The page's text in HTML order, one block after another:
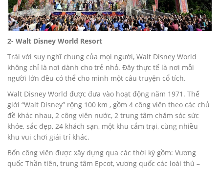
2- Walt Disney World Resort
Trái với suy nghĩ chung của mọi người, Walt Disney World
không chỉ là nơi dành cho trẻ nhỏ. Đây thực tế là nơi mỗi
người lớn đều có thể cho mình một câu truyện cổ tích.
Walt Disney World được đưa vào hoạt động năm 1971. Thế
giới “Walt Disney” rộng 100 km , gồm 4 công viên theo các chủ
đề khác nhau, 2 công viên nước, 2 trung tâm chăm sóc sức
khỏe, sắc đẹp, 24 khách sạn, một khu cắm trại, cùng nhiều
khu vui chơi giải trí khác.
Bốn công viên được xây dựng qua các thời kỳ gồm: Vương
quốc Thần tiên, trung tâm Epcot, vương quốc các loài thú –